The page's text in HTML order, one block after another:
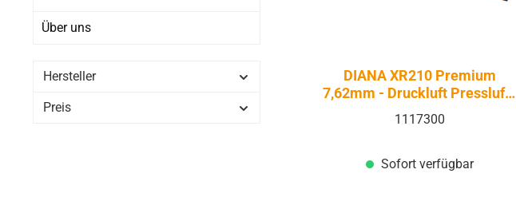
Über uns
Hersteller
Preis
DIANA XR210 Premium
7,62mm - Druckluft Pressluft |
PCP
1117300
Sofort verfügbar